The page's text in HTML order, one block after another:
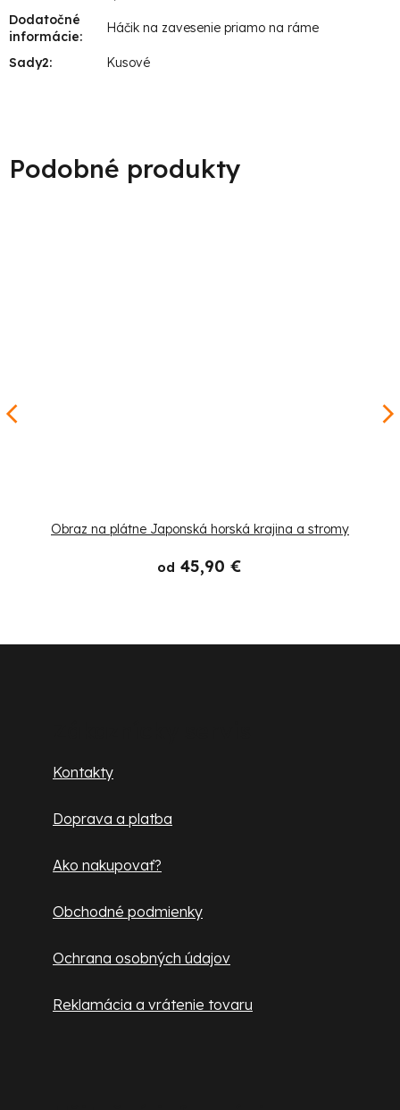
Dodatočné
informácie:
Háčik na zavesenie priamo na ráme
Sady2: Kusové
Obraz na plátne Japonská horská krajina a stromy
od 45,90 €
Kontakty
Doprava a platba
Ako nakupovať?
Obchodné podmienky
Ochrana osobných údajov
Reklamácia a vrátenie tovaru